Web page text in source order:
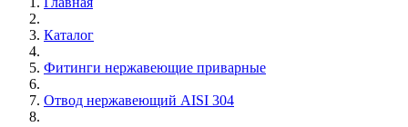
Каталог
Фитинги нержавеющие приварные
Отвод нержавеющий AISI 304